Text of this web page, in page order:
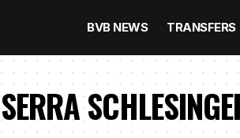
BVB NEWS TRANSFERS
SERRA